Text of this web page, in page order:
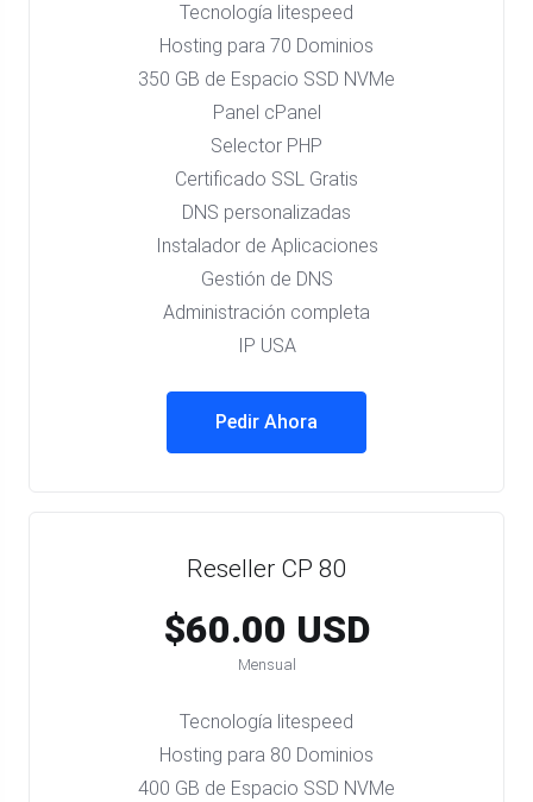
Tecnología litespeed
Hosting para 70 Dominios
350 GB de Espacio SSD NVMe
Panel cPanel
Selector PHP
Certificado SSL Gratis
DNS personalizadas
Instalador de Aplicaciones
Gestión de DNS
Administración completa
IP USA
Pedir Ahora
Reseller CP 80
$60.00 USD
Mensual
Tecnología litespeed
Hosting para 80 Dominios
400 GB de Espacio SSD NVMe